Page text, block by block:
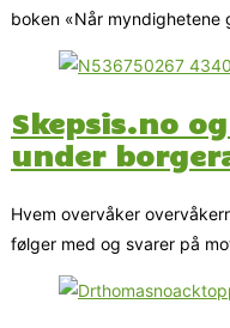
boken «Når myndighetene
Skepsis.no
under
Hvem overvåker
følger med og svarer på